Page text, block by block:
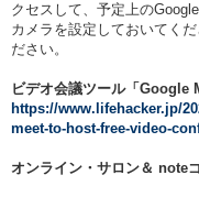
クセスして、予定上の
カメラを設定しておいてく
ださい。
ビデオ会議ツール「Google
https://www.lifehacker.jp/
meet-to-host-free-video-
オンライン・サロン＆ note